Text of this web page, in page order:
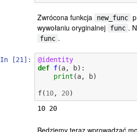
Zwrócona funkcja new_func
wywołaniu oryginalnej
func .
func .
In [21]:
@identity
def f(a, b):
print (a, b)
f(10, 20)
10 20